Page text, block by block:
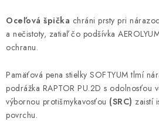
Oceľová špička chráni prsty pri
a nečistoty, zatiaľ čo podšívka
ochranu.
Pamäťová pena stielky SOFTYUM tlmí
podrážka RAPTOR PU.2D s odolnosťou
výbornou protišmykavosťou (SRC) zaistí
povrchu.